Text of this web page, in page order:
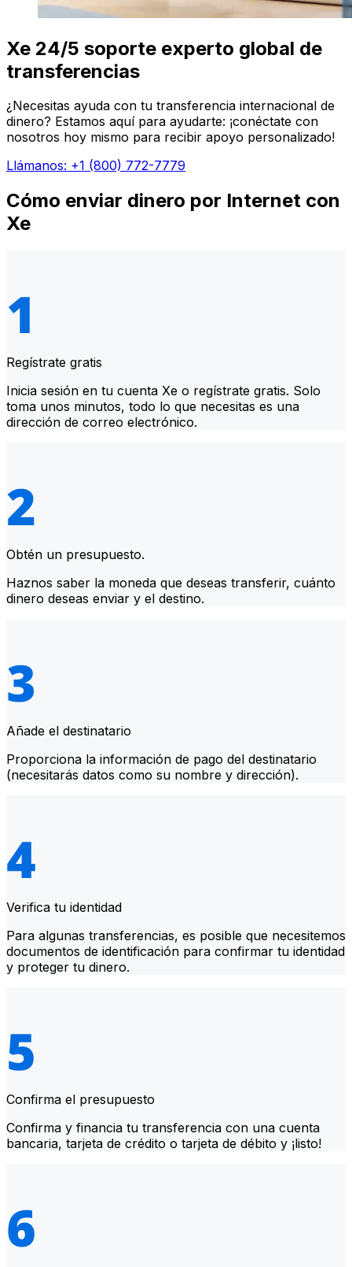
Xe 24/5 soporte experto global de
transferencias
¿Necesitas ayuda con tu transferencia internacional de
dinero? Estamos aquí para ayudarte: ¡conéctate con
nosotros hoy mismo para recibir apoyo personalizado!
Llámanos: +1 (800) 772-7779
Cómo enviar dinero por Internet con
Xe
Regístrate gratis
Inicia sesión en tu cuenta Xe o regístrate gratis. Solo
toma unos minutos, todo lo que necesitas es una
dirección de correo electrónico.
Obtén un presupuesto.
Haznos saber la moneda que deseas transferir, cuánto
dinero deseas enviar y el destino.
Añade el destinatario
Proporciona la información de pago del destinatario
(necesitarás datos como su nombre y dirección).
Verifica tu identidad
Para algunas transferencias, es posible que necesitemos
documentos de identificación para confirmar tu identidad
y proteger tu dinero.
Confirma el presupuesto
Confirma y financia tu transferencia con una cuenta
bancaria, tarjeta de crédito o tarjeta de débito y ¡listo!